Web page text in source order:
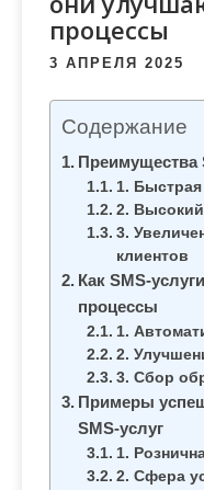
процессы
3 АПРЕЛЯ 2025
Содержание
Преимущества
1.
2.
3.
клиентов
Как SMS-
процессы
1.
2.
3. Сбор
Примеры
SMS-услуг
1.
2. Сфера